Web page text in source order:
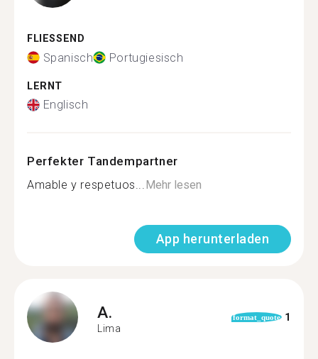
FLIESSEND
Spanisch Portugiesisch
LERNT
Englisch
Perfekter Tandempartner
Amable y respetuos...Mehr lesen
App herunterladen
A.
Lima
format_quote 1